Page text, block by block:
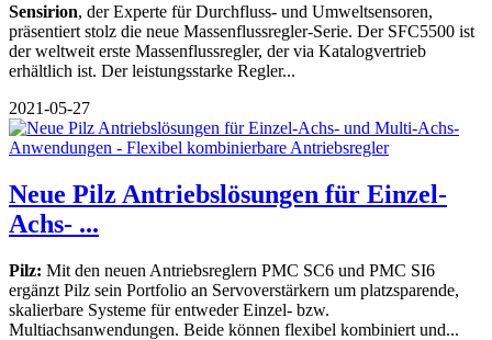
Sensirion, der Experte für Durchfluss- und Umweltsensoren,
präsentiert stolz die neue Massenflussregler-Serie. Der SFC5500 ist
der weltweit erste Massenflussregler, der via Katalogvertrieb
erhältlich ist. Der leistungsstarke Regler...
2021-05-27
Neue Pilz Antriebslösungen für Einzel-
Achs- ...
Pilz: Mit den neuen Antriebsreglern PMC SC6 und PMC SI6
ergänzt Pilz sein Portfolio an Servoverstärkern um platzsparende,
skalierbare Systeme für entweder Einzel- bzw.
Multiachsanwendungen. Beide können flexibel kombiniert und...